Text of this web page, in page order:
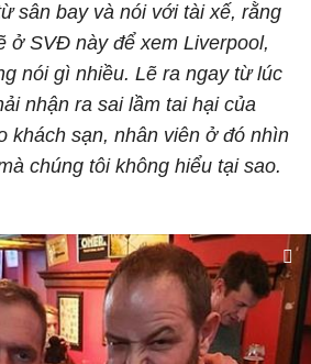
sân bay và nói với tài xế, rằng
ở SVĐ này để xem Liverpool,
nói gì nhiều. Lẽ ra ngay từ lúc
nhận ra sai lầm tai hại của
khách sạn, nhân viên ở đó nhìn
chúng tôi không hiểu tại sao.